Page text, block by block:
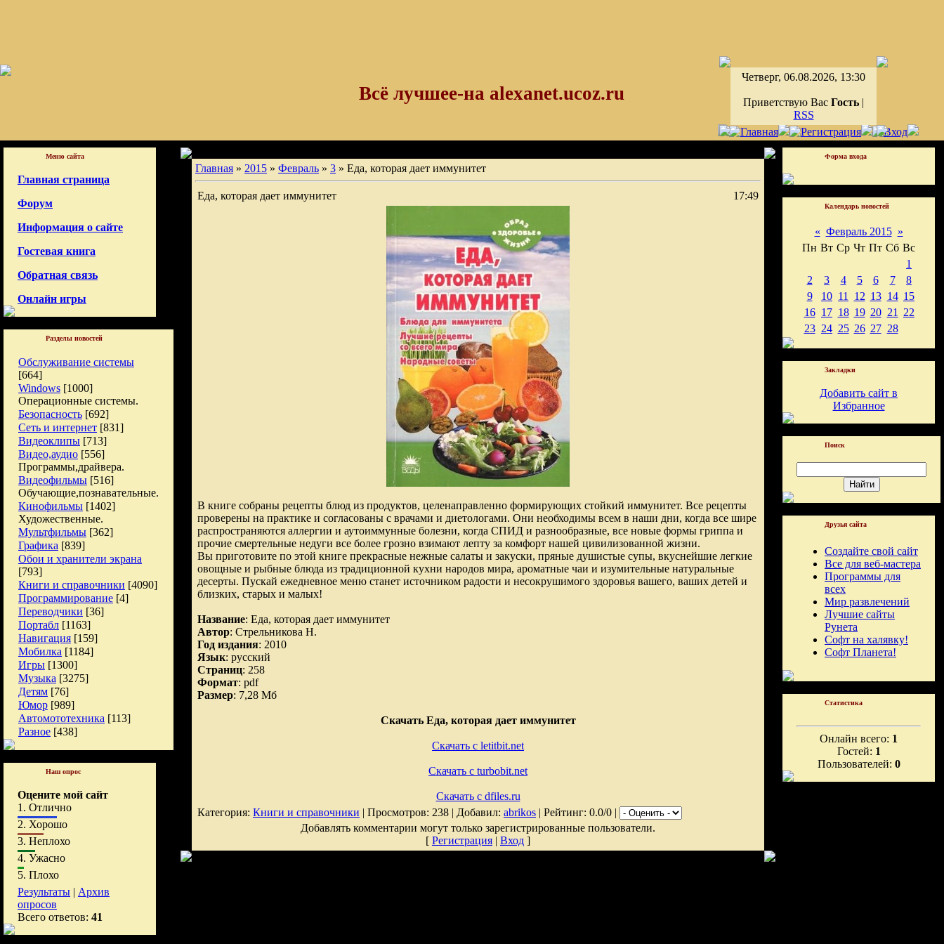
Четверг, 06.08.2026, 13:30
Приветствую Вас Гость |
RSS
Всё лучшее-на alexanet.ucoz.ru
Меню сайта
Главная страница
Форум
Информация о сайте
Гостевая книга
Обратная связь
Онлайн игры
Разделы новостей
Обслуживание системы
[664]
Windows [1000]
Операционные системы.
Безопасность [692]
Сеть и интернет [831]
Видеоклипы [713]
Видео,аудио [556]
Программы,драйвера.
Видеофильмы [516]
Обучающие,познавательные.
Кинофильмы [1402]
Художественные.
Мультфильмы [362]
Графика [839]
Обои и хранители экрана
[793]
Книги и справочники [4090]
Программирование [4]
Переводчики [36]
Портабл [1163]
Навигация [159]
Мобилка [1184]
Игры [1300]
Музыка [3275]
Детям [76]
Юмор [989]
Автомототехника [113]
Разное [438]
Наш опрос
Оцените мой сайт
1. Отлично
2. Хорошо
3. Неплохо
4. Ужасно
5. Плохо
Результаты | Архив
опросов
Всего ответов: 41
Главная » 2015 » Февраль » 3 » Еда, которая дает иммунитет
Еда, которая дает иммунитет 17:49
В книге собраны рецепты блюд из продуктов, целенаправленно формирующих стойкий иммунитет. Все рецепты
проверены на практике и согласованы с врачами и диетологами. Они необходимы всем в наши дни, когда все шире
распространяются аллергии и аутоиммунные болезни, когда СПИД и разнообразные, все новые формы гриппа и
прочие смертельные недуги все более грозно взимают лепту за комфорт нашей цивилизованной жизни.
Вы приготовите по этой книге прекрасные нежные салаты и закуски, пряные душистые супы, вкуснейшие легкие
овощные и рыбные блюда из традиционной кухни народов мира, ароматные чаи и изумительные натуральные
десерты. Пускай ежедневное меню станет источником радости и несокрушимого здоровья вашего, ваших детей и
близких, старых и малых!
Название: Еда, которая дает иммунитет
Автор: Стрельникова Н.
Год издания: 2010
Язык: русский
Страниц: 258
Формат: pdf
Размер: 7,28 Мб
Скачать Еда, которая дает иммунитет
Скачать с letitbit.net
Скачать с turbobit.net
Скачать с dfiles.ru
Категория: Книги и справочники | Просмотров: 238 | Добавил: abrikos | Рейтинг: 0.0/0 |
Добавлять комментарии могут только зарегистрированные пользователи.
[ Регистрация | Вход ]
Форма входа
Календарь новостей
« Февраль 2015 »
Пн Вт Ср Чт Пт Сб Вс
1
2
3 4 5 6 7
8
9
10 11 12 13 14 15
16 17 18 19 20 21
22
23 24 25 26 27 28
Закладки
Добавить сайт в
Избранное
Поиск
Друзья сайта
Создайте свой сайт
Все для веб-мастера
Программы для
всех
Мир развлечений
Лучшие сайты
Рунета
Софт на халявку!
Софт Планета!
Статистика
Онлайн всего: 1
Гостей: 1
Пользователей: 0